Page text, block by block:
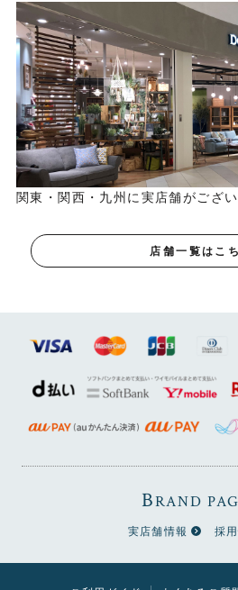
関東・関西・九州に実店舗がござい
店舗一覧はこ
BRAND
実店舗情報 採